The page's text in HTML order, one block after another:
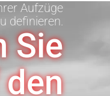
Aufzüge
definieren.
Sie